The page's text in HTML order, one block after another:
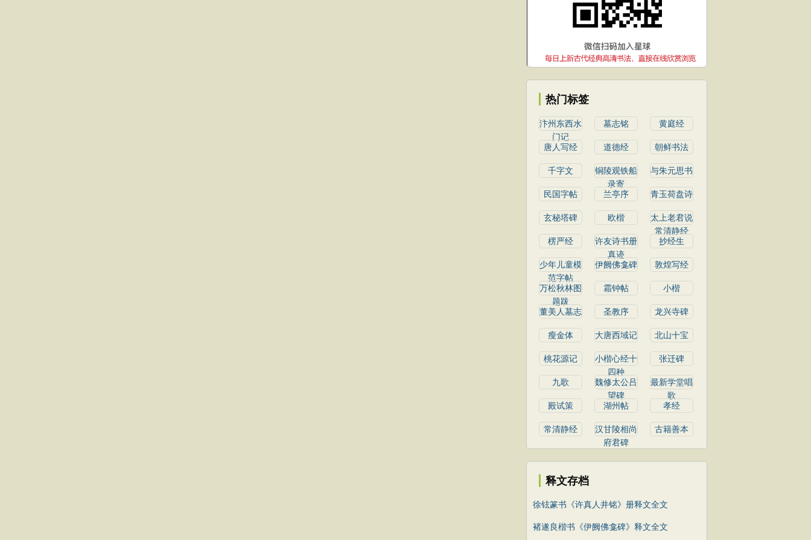
热门标签
汴州东西水
门记
墓志铭 黄庭经
唐人写经 道德经 朝鲜书法
千字文
铜陵观铁船
录寄
与朱元思书
民国字帖 兰亭序 青玉荷盘诗
玄秘塔碑 欧楷
太上老君说
常清静经
楞严经
许友诗书册
真迹
抄经生
少年儿童模
范字帖
伊阙佛龛碑 敦煌写经
万松秋林图
题跋
霜钟帖 小楷
董美人墓志 圣教序 龙兴寺碑
瘦金体 大唐西域记 北山十宝
桃花源记
小楷心经十
四种
张迁碑
九歌
魏修太公吕
望碑
最新学堂唱
歌
殿试策
湖州帖 孝经
常清静经
汉甘陵相尚
府君碑
古籍善本
释文存档
徐铉篆书《许真人井铭》册释文全文
褚遂良楷书《伊阙佛龛碑》释文全文